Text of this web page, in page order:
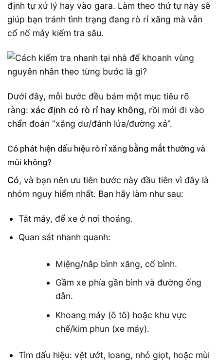
định tự xử lý hay vào gara. Làm theo thứ tự này sẽ
giúp bạn tránh tình trạng đang rò rỉ xăng mà vẫn
cố nổ máy kiểm tra sâu.
Dưới đây, mỗi bước đều bám một mục tiêu rõ
ràng: xác định có rò rỉ hay không, rồi mới đi vào
chẩn đoán “xăng dư/đánh lửa/đường xả”.
Có phát hiện dấu hiệu rò rỉ xăng bằng mắt thường và
mùi không?
Có, và bạn nên ưu tiên bước này đầu tiên vì đây là
nhóm nguy hiểm nhất. Bạn hãy làm như sau:
Tắt máy, để xe ở nơi thoáng.
Quan sát nhanh quanh:
Miệng/nắp bình xăng, cổ bình.
Gầm xe phía gần bình và đường ống
dẫn.
Khoang máy (ô tô) hoặc khu vực
chế/kim phun (xe máy).
Tìm dấu hiệu: vệt ướt, loang, nhỏ giọt, hoặc mùi